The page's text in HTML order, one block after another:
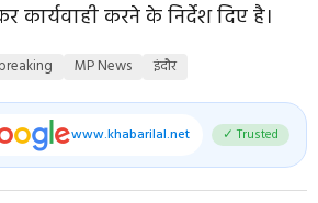
कार्यवाही करने के निर्देश दिए है।
MP News इंदौर
www.khabarilal.net ✓ Trusted